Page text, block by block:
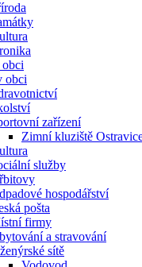
obci
zařízení
Zimní kluziště
služby
hospodářství
pošta
firmy
a stravování
sítě